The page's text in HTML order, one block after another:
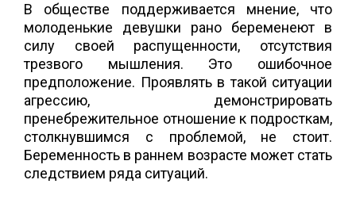
В обществе поддерживается мнение, что
молоденькие девушки рано беременеют в
силу своей распущенности, отсутствия
трезвого мышления. Это ошибочное
предположение. Проявлять в такой ситуации
агрессию, демонстрировать
пренебрежительное отношение к подросткам,
столкнувшимся с проблемой, не стоит.
Беременность в раннем возрасте может стать
следствием ряда ситуаций.